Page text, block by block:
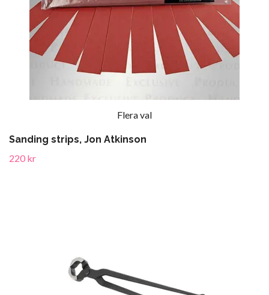
Flera val
Sanding strips, Jon Atkinson
220 kr